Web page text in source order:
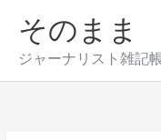
ス
そのまま
ジャーナリスト雑記